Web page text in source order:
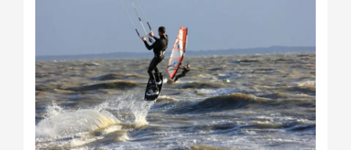
idéal
pour
apprendre
le
kitesurf
?